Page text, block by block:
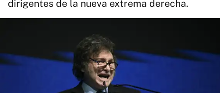
dirigentes de la nueva extrema derecha.